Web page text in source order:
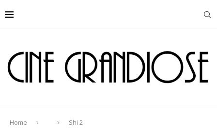
Home Shi 2